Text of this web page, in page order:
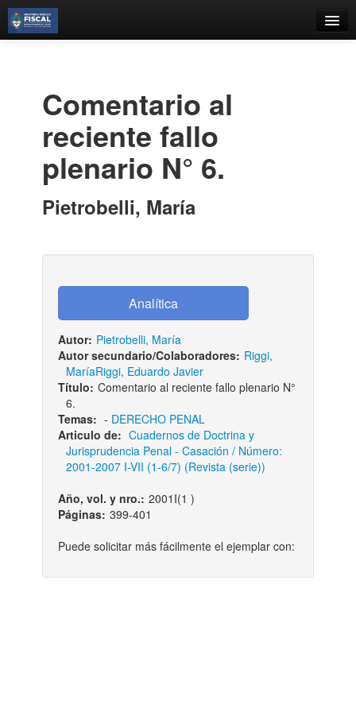
Estantes Virtuales
Contacto
Comentario al
reciente fallo
plenario N° 6.
Pietrobelli, María
Autor: Pietrobelli, María
Autor secundario/Colaboradores: Riggi,
MaríaRiggi, Eduardo Javier
Título: Comentario al reciente fallo plenario N°
6.
Temas: - DERECHO PENAL
Articulo de: Cuadernos de Doctrina y
Jurisprudencia Penal - Casación / Número:
2001-2007 I-VII (1-6/7) (Revista (serie))
Año, vol. y nro.: 2001I(1 )
Páginas: 399-401
Puede solicitar más fácilmente el ejemplar con: